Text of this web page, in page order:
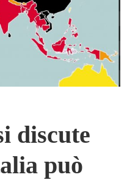
discute
può